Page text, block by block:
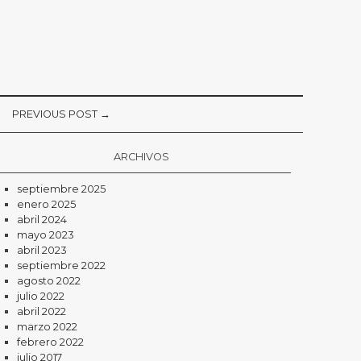
PREVIOUS POST →
ARCHIVOS
septiembre 2025
enero 2025
abril 2024
mayo 2023
abril 2023
septiembre 2022
agosto 2022
julio 2022
abril 2022
marzo 2022
febrero 2022
julio 2017